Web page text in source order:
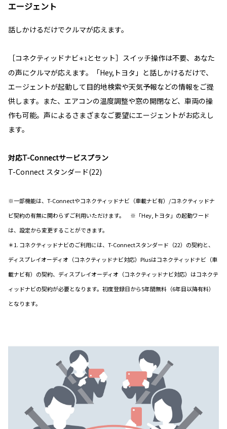
エージェント
話しかけるだけでクルマが応えます。
［コネクティッドナビ＊1 とセット］スイッチ操作は不要、あなた
の声にクルマが応えます。「Hey,トヨタ」と話しかけるだけで、
エージェントが起動して目的地検索や天気予報などの情報をご提
供します。また、エアコンの温度調整や窓の開閉など、車両の操
作も可能。声によるさまざまなご要望にエージェントがお応えし
ます。
対応T-Connectサービスプラン
T-Connect スタンダード(22)
※一部機能は、T-Connectやコネクティッドナビ（車載ナビ有）/コネクティッドナ
ビ契約の有無に関わらずご利用いただけます。 ※「Hey,トヨタ」の起動ワード
は、設定から変更することができます。
＊1. コネクティッドナビのご利用には、T-Connectスタンダード（22）の契約と、
ディスプレイオーディオ（コネクティッドナビ対応）Plusはコネクティッドナビ（車
載ナビ有）の契約、ディスプレイオーディオ（コネクティッドナビ対応）はコネクテ
ィッドナビの契約が必要となります。初度登録日から5年間無料（6年目以降有料）
となります。